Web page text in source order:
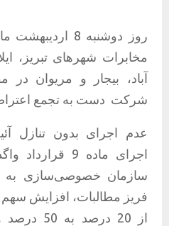
روز دوشنبه 8
مخابرات شهرهای تبریز،
آباد، بیجار و مریوان در
شرکت دست به تجمع
اجرای ماده 9
سازمان خصوصی‌سازی به
فریز مطالبات، افزایش سهم
از 20